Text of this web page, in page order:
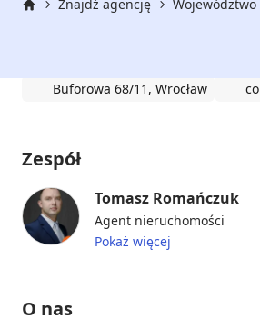
Znajdź agencję
Buforowa 68/11, Wrocław
Zespół
Tomasz Romańczuk
Agent nieruchomości
Pokaż więcej
O nas